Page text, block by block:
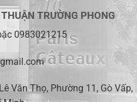
TRƯỜNG PHONG
0983021215
Văn Thọ, Phường 11, Gò Vấp,